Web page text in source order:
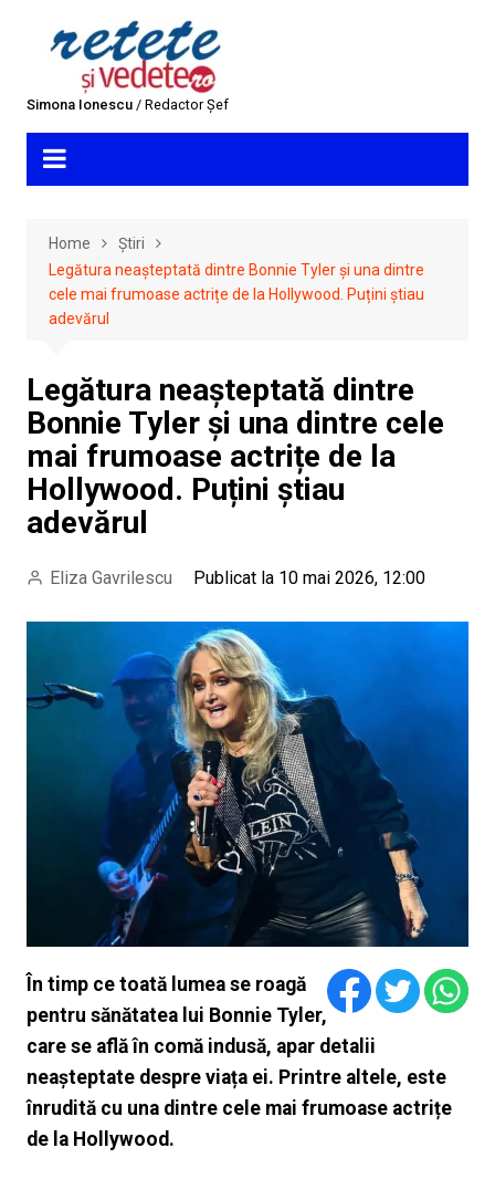
Simona Ionescu/ Redactor Șef
Home
Știri
Legătura neașteptată dintre Bonnie Tyler și una dintre
cele mai frumoase actrițe de la Hollywood. Puțini știau
adevărul
Legătura neașteptată dintre
Bonnie Tyler și una dintre cele
mai frumoase actrițe de la
Hollywood. Puțini știau
adevărul
Eliza Gavrilescu Publicat la 10 mai 2026, 12:00
În timp ce toată lumea se roagă
pentru sănătatea lui Bonnie Tyler,
care se află în comă indusă, apar detalii
neașteptate despre viața ei. Printre altele, este
înrudită cu una dintre cele mai frumoase actrițe
de la Hollywood.